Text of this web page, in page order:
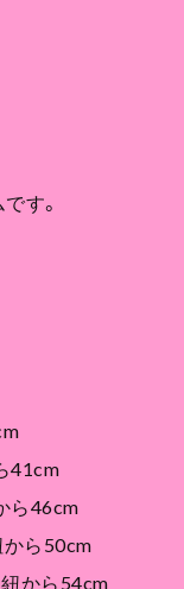
す。
41cm
ら46cm
ら50cm
から54cm